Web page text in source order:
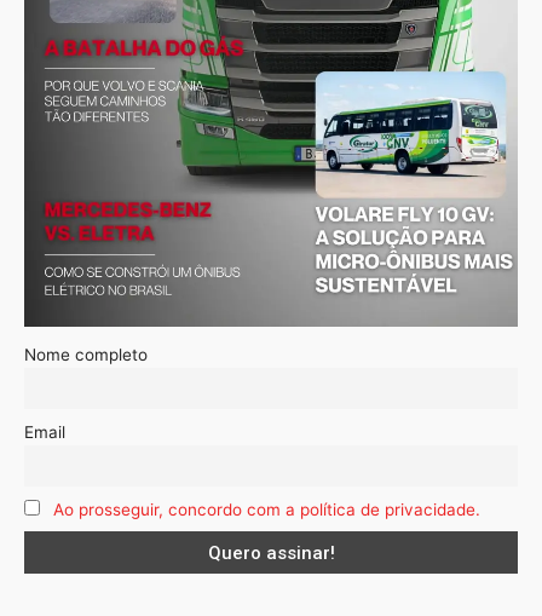
Nome completo
Email
Ao prosseguir, concordo com a política de privacidade.